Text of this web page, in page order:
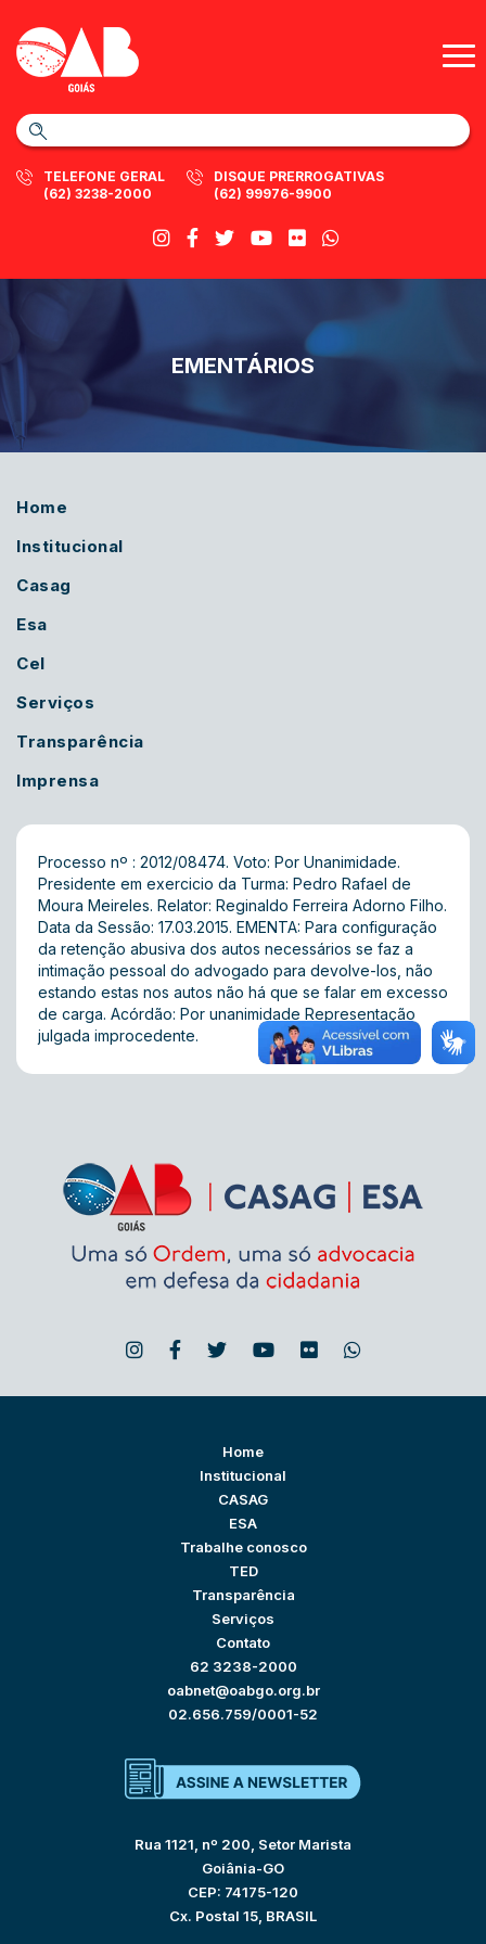
TELEFONE GERAL
(62) 3238-2000
DISQUE PRERROGATIVAS
(62) 99976-9900
EMENTÁRIOS
Home
Institucional
Casag
Esa
Cel
Serviços
Transparência
Imprensa
Processo nº : 2012/08474. Voto: Por Unanimidade.
Presidente em exercicio da Turma: Pedro Rafael de
Moura Meireles. Relator: Reginaldo Ferreira Adorno Filho.
Data da Sessão: 17.03.2015. EMENTA: Para configuração
da retenção abusiva dos autos necessários se faz a
intimação pessoal do advogado para devolve-los, não
estando estas nos autos não há que se falar em excesso
de carga. Acórdão: Por unanimidade Representação
julgada improcedente.
Home
Institucional
CASAG
ESA
Trabalhe conosco
TED
Transparência
Serviços
Contato
62 3238-2000
oabnet@oabgo.org.br
02.656.759/0001-52
Rua 1121, nº 200, Setor Marista
Goiânia-GO
CEP: 74175-120
Cx. Postal 15, BRASIL